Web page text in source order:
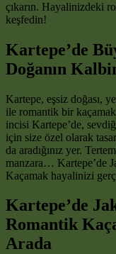
çıkarın. Hayalinizdeki
keşfedin!
Kartepe’de
Doğanın
Kartepe, eşsiz doğası,
ile romantik bir
incisi Kartepe’de,
için size özel olarak
da aradığınız yer.
manzara… Kartepe’de
Kaçamak hayalinizi
Kartepe’de
Romantik
Arada